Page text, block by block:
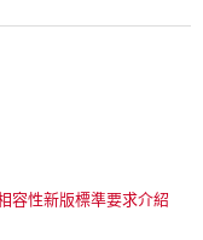
容性新版標準要求介紹